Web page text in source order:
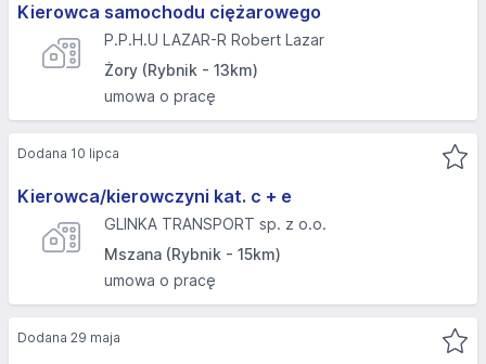
Kierowca samochodu ciężarowego
P.P.H.U LAZAR-R Robert Lazar
Żory (Rybnik - 13km)
umowa o pracę
Kierowca/kierowczyni kat. c + e
GLINKA TRANSPORT sp. z o.o.
Mszana (Rybnik - 15km)
umowa o pracę
Dodana 10 lipca
Dodana 29 maja